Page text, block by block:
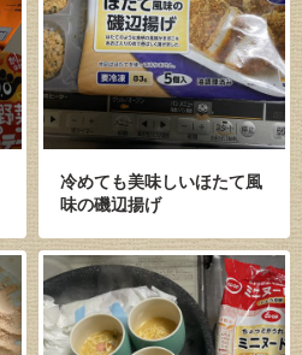
冷めても美味しいほたて風
味の磯辺揚げ